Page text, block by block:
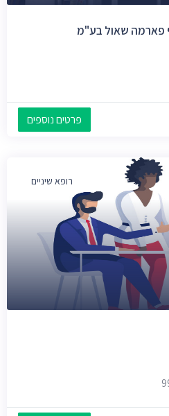
פארמה שאול בע"מ
פרטים נוספים
רופא שיניים